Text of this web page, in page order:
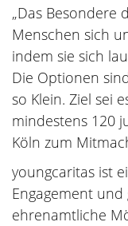
„Das Besondere
Menschen sich
indem sie sich
Die Optionen
so Klein. Ziel sei
mindestens 120
Köln zum
youngcaritas ist
Engagement
ehrenamtliche